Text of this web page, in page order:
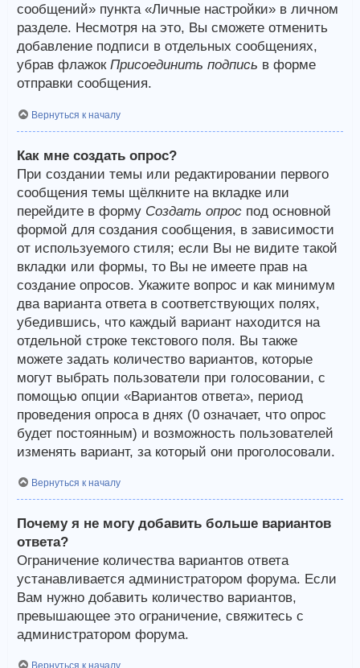
сообщений» пункта «Личные настройки» в личном
разделе. Несмотря на это, Вы сможете отменить
добавление подписи в отдельных сообщениях,
убрав флажок Присоединить подпись в форме
отправки сообщения.
Вернуться к началу
Как мне создать опрос?
При создании темы или редактировании первого
сообщения темы щёлкните на вкладке или
перейдите в форму Создать опрос под основной
формой для создания сообщения, в зависимости
от используемого стиля; если Вы не видите такой
вкладки или формы, то Вы не имеете прав на
создание опросов. Укажите вопрос и как минимум
два варианта ответа в соответствующих полях,
убедившись, что каждый вариант находится на
отдельной строке текстового поля. Вы также
можете задать количество вариантов, которые
могут выбрать пользователи при голосовании, с
помощью опции «Вариантов ответа», период
проведения опроса в днях (0 означает, что опрос
будет постоянным) и возможность пользователей
изменять вариант, за который они проголосовали.
Вернуться к началу
Почему я не могу добавить больше вариантов
ответа?
Ограничение количества вариантов ответа
устанавливается администратором форума. Если
Вам нужно добавить количество вариантов,
превышающее это ограничение, свяжитесь с
администратором форума.
Вернуться к началу